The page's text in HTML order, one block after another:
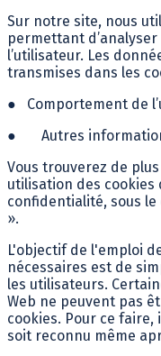
Sur notre site, nous
permettant
l’utilisateur. Les
transmises dans les
● Comportement de
● Autres
Vous trouverez de
utilisation des
confidentialité, sous
».
L'objectif de l'emploi
nécessaires est de
les utilisateurs.
Web ne peuvent pas
cookies. Pour ce
soit reconnu même